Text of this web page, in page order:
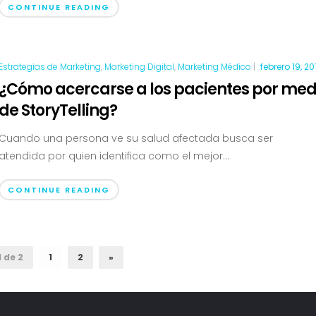
CONTINUE READING
de Marketing, Marketing Digital, Marketing Médico | febrero 19,
acercarse a los pacientes por
StoryTelling?
una persona ve su salud afectada busca ser
por quien identifica como el mejor...
CONTINUE READING
de 2 1 2 »